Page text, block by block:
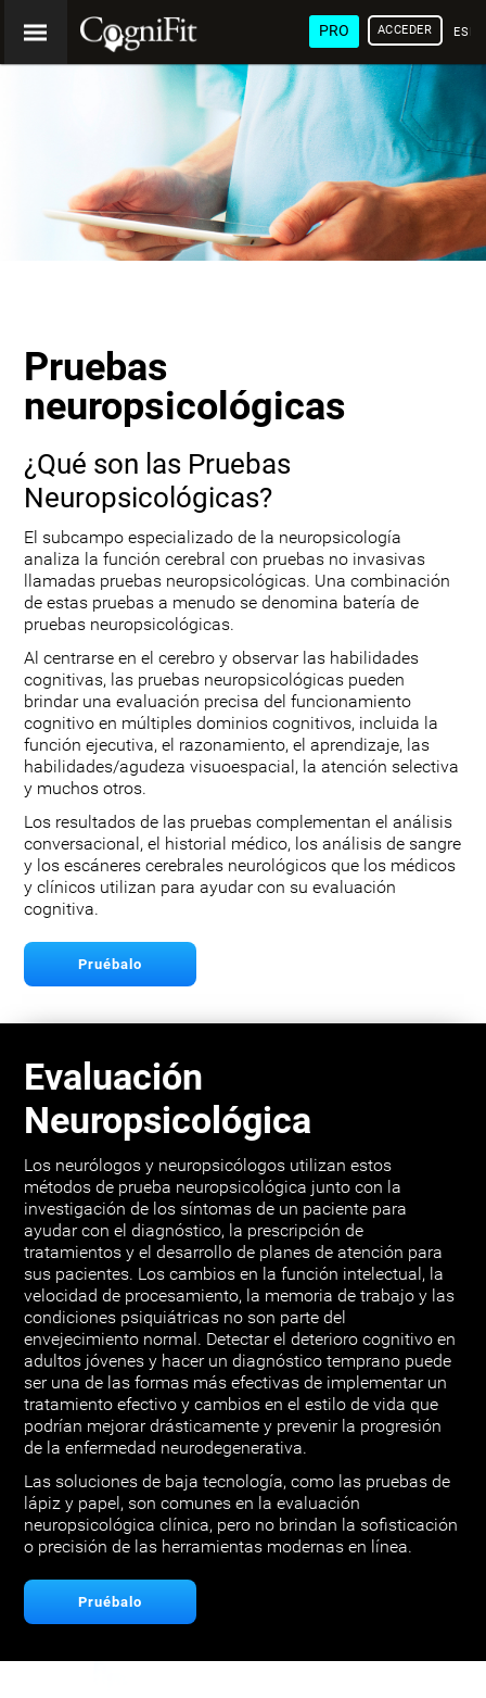
PRO ACCEDER
Pruebas
neuropsicológicas
¿Qué son las Pruebas
Neuropsicológicas?
El subcampo especializado de la neuropsicología
analiza la función cerebral con pruebas no invasivas
llamadas pruebas neuropsicológicas. Una combinación
de estas pruebas a menudo se denomina batería de
pruebas neuropsicológicas.
Al centrarse en el cerebro y observar las habilidades
cognitivas, las pruebas neuropsicológicas pueden
brindar una evaluación precisa del funcionamiento
cognitivo en múltiples dominios cognitivos, incluida la
función ejecutiva, el razonamiento, el aprendizaje, las
habilidades/agudeza visuoespacial, la atención selectiva
y muchos otros.
Los resultados de las pruebas complementan el análisis
conversacional, el historial médico, los análisis de sangre
y los escáneres cerebrales neurológicos que los médicos
y clínicos utilizan para ayudar con su evaluación
cognitiva.
Pruébalo
Evaluación
Neuropsicológica
Los neurólogos y neuropsicólogos utilizan estos
métodos de prueba neuropsicológica junto con la
investigación de los síntomas de un paciente para
ayudar con el diagnóstico, la prescripción de
tratamientos y el desarrollo de planes de atención para
sus pacientes. Los cambios en la función intelectual, la
velocidad de procesamiento, la memoria de trabajo y las
condiciones psiquiátricas no son parte del
envejecimiento normal. Detectar el deterioro cognitivo en
adultos jóvenes y hacer un diagnóstico temprano puede
ser una de las formas más efectivas de implementar un
tratamiento efectivo y cambios en el estilo de vida que
podrían mejorar drásticamente y prevenir la progresión
de la enfermedad neurodegenerativa.
Las soluciones de baja tecnología, como las pruebas de
lápiz y papel, son comunes en la evaluación
neuropsicológica clínica, pero no brindan la sofisticación
o precisión de las herramientas modernas en línea.
Pruébalo